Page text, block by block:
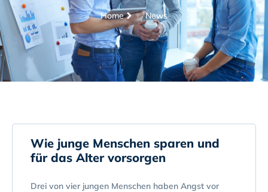
Home News
Wie junge Menschen sparen und
für das Alter vorsorgen
Drei von vier jungen Menschen haben Angst vor